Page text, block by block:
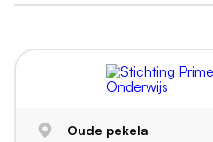
Oude pekela